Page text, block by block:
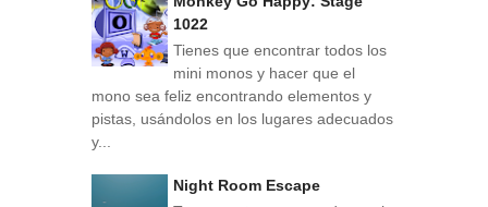
1022
Tienes que encontrar todos los
mini monos y hacer que el
mono sea feliz encontrando elementos y
pistas, usándolos en los lugares adecuados
y...
Night Room Escape